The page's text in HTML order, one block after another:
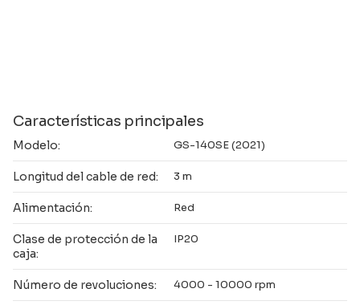
Características principales
Modelo: GS-140SE (2021)
Longitud del cable de red: 3 m
Alimentación: Red
Clase de protección de la
caja:
IP20
Número de revoluciones: 4000 - 10000 rpm